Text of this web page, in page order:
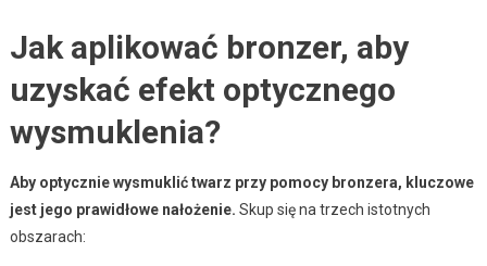
Jak aplikować bronzer, aby
uzyskać efekt optycznego
wysmuklenia?
Aby optycznie wysmuklić twarz przy pomocy bronzera, kluczowe
jest jego prawidłowe nałożenie. Skup się na trzech istotnych
obszarach: